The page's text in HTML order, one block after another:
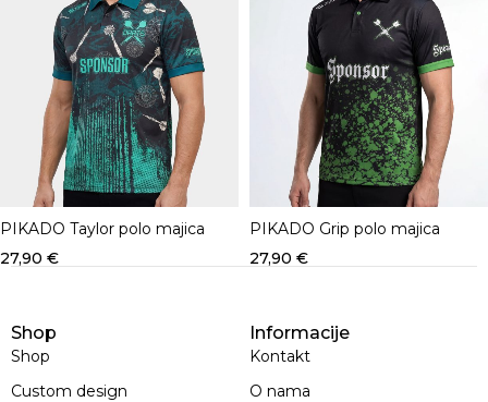
PIKADO Taylor polo majica
27,90 €
PIKADO Grip polo majica
27,90 €
Shop
Shop
Custom design
Informacije
Kontakt
O nama